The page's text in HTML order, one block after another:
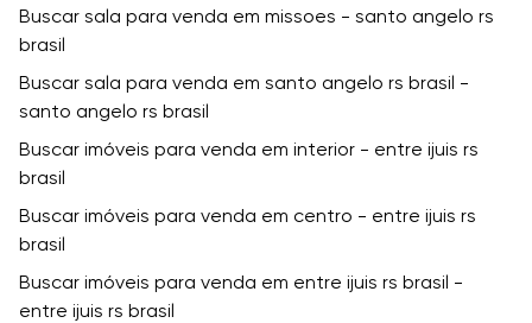
Buscar sala para venda em missoes - santo angelo rs
brasil
Buscar sala para venda em santo angelo rs brasil -
santo angelo rs brasil
Buscar imóveis para venda em interior - entre ijuis rs
brasil
Buscar imóveis para venda em centro - entre ijuis rs
brasil
Buscar imóveis para venda em entre ijuis rs brasil -
entre ijuis rs brasil